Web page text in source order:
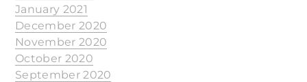
January 2021
December 2020
November 2020
October 2020
September 2020